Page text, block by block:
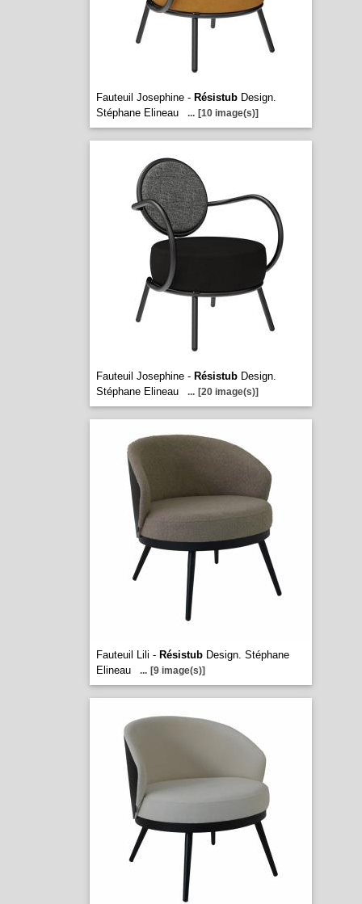
Fauteuil Josephine - RésistubDesign.
Stéphane Elineau
... [10 image(s)]
Fauteuil Josephine - RésistubDesign.
Stéphane Elineau
... [20 image(s)]
Fauteuil Lili - RésistubDesign. Stéphane
Elineau
... [9 image(s)]